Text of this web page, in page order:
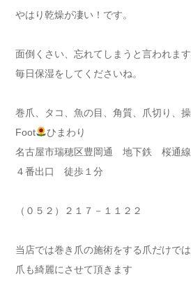
やはり乾燥が凄い！です。
面倒くさい、忘れてしまうと言われま
毎日保湿をしてくださいね。
巻爪、タコ、魚の目、角質、爪切り、
Foot
ひまわり
名古屋市瑞穂区豊岡通 地下鉄 桜通
４番出口 徒歩１分
（０５２）２１７－１１２２
当店では巻き爪の施術をする爪だけで
爪も綺麗にさせて頂きます